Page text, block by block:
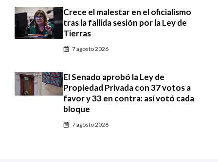
Crece el malestar en el oficialismo
tras la fallida sesión por la Ley de
Tierras
7 agosto 2026
El Senado aprobó la Ley de
Propiedad Privada con 37 votos a
favor y 33 en contra: así votó cada
bloque
7 agosto 2026